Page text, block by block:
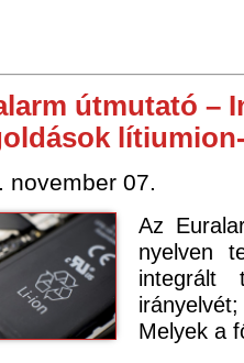
útmutató –
november 07.
Az
nyelven
integrált
Melyek a